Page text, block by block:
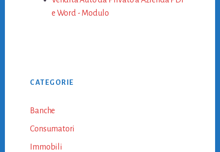
e Word - Modulo
Sidebar
CATEGORIE
Banche
Consumatori
Immobili